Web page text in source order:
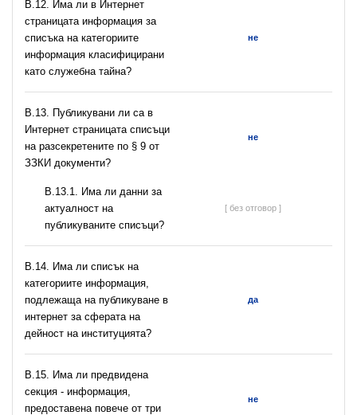
В.12. Има ли в Интернет
страницата информация за
списъка на категориите
информация класифицирани
като служебна тайна?
не
В.13. Публикувани ли са в
Интернет страницата списъци
на разсекретените по § 9 от
ЗЗКИ документи?
не
В.13.1. Има ли данни за
актуалност на
публикуваните списъци?
[ без отговор ]
В.14. Има ли списък на
категориите информация,
подлежаща на публикуване в
интернет за сферата на
дейност на институцията?
да
В.15. Има ли предвидена
секция - информация,
предоставена повече от три
не